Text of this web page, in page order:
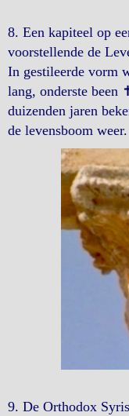
8. Een kapiteel op
voorstellende de
In gestileerde vorm
lang, onderste been
duizenden jaren
de levensboom weer.
9. De Orthodox